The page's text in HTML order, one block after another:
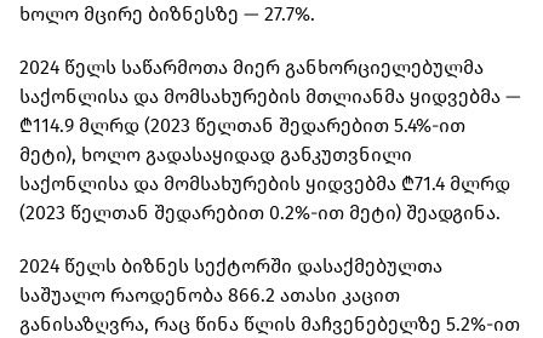
ხოლო მცირე ბიზნესზე — 27.7%.
2024 წელს საწარმოთა მიერ განხორციელებულმა
საქონლისა და მომსახურების მთლიანმა ყიდვებმა —
₾114.9 მლრდ (2023 წელთან შედარებით 5.4%-ით
მეტი), ხოლო გადასაყიდად განკუთვნილი
საქონლისა და მომსახურების ყიდვებმა ₾71.4 მლრდ
(2023 წელთან შედარებით 0.2%-ით მეტი) შეადგინა.
2024 წელს ბიზნეს სექტორში დასაქმებულთა
საშუალო რაოდენობა 866.2 ათასი კაცით
განისაზღვრა, რაც წინა წლის მაჩვენებელზე 5.2%-ით